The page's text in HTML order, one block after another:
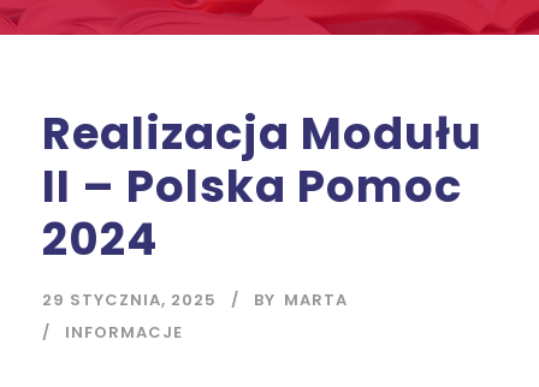
Realizacja Modułu
II – Polska Pomoc
2024
29 STYCZNIA, 2025 BY MARTA
INFORMACJE